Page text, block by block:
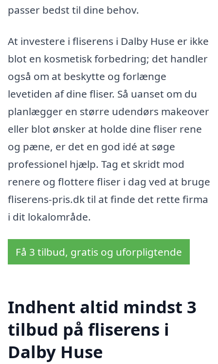
passer bedst til dine behov.
At investere i fliserens i Dalby Huse er ikke
blot en kosmetisk forbedring; det handler
også om at beskytte og forlænge
levetiden af dine fliser. Så uanset om du
planlægger en større udendørs makeover
eller blot ønsker at holde dine fliser rene
og pæne, er det en god idé at søge
professionel hjælp. Tag et skridt mod
renere og flottere fliser i dag ved at bruge
fliserens-pris.dk til at finde det rette firma
i dit lokalområde.
Få 3 tilbud, gratis og uforpligtende
Indhent altid mindst 3
tilbud på fliserens i
Dalby Huse